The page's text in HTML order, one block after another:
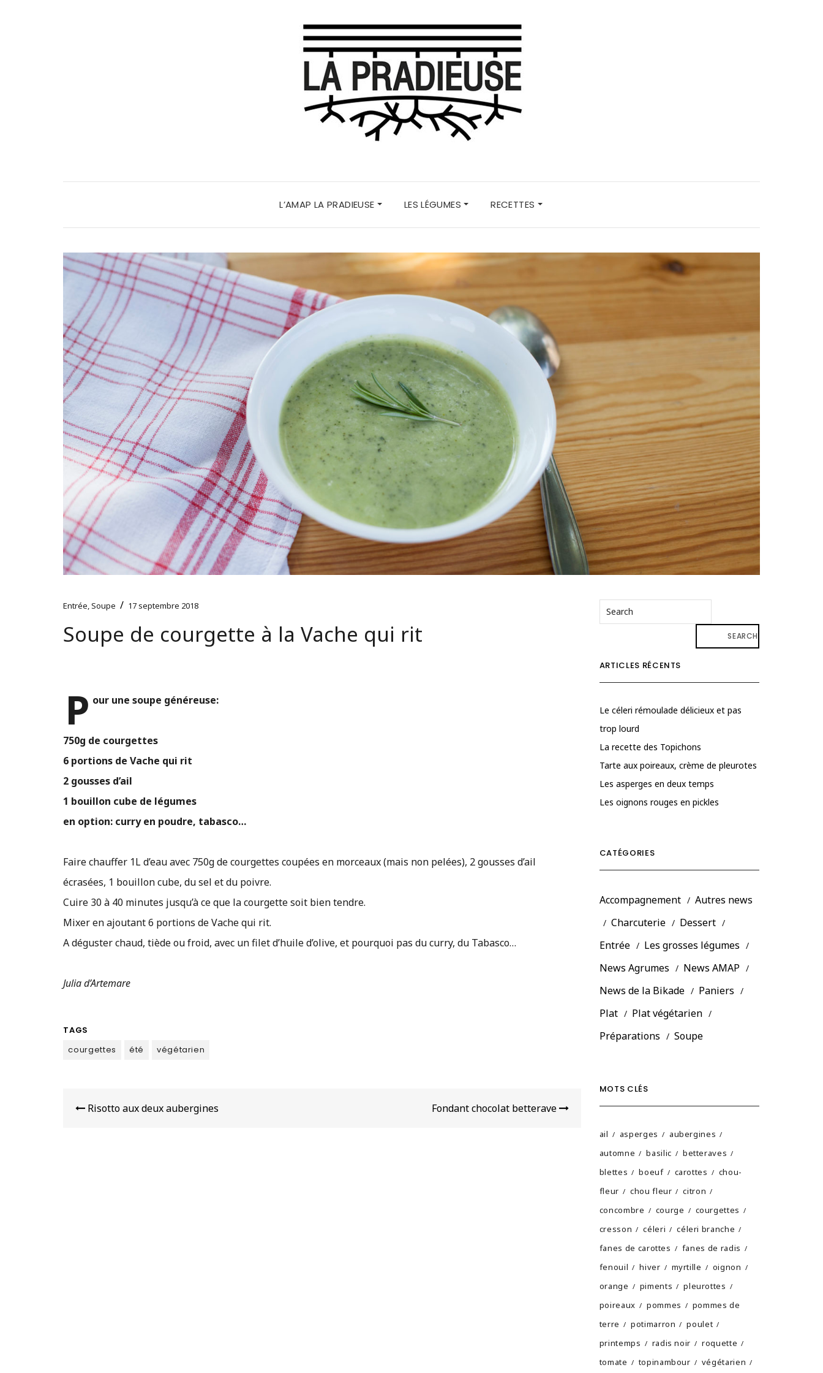
L’AMAP LA PRADIEUSE LES LÉGUMES RECETTES
Entrée,Soupe / 17 septembre 2018
Soupe de courgette à la Vache qui rit
P our une soupe généreuse:
750g de courgettes
6 portions de Vache qui rit
2 gousses d’ail
1 bouillon cube de légumes
en option: curry en poudre, tabasco…
Faire chauffer 1L d’eau avec 750g de courgettes coupées en morceaux (mais non pelées), 2 gousses d’ail
écrasées, 1 bouillon cube, du sel et du poivre.
Cuire 30 à 40 minutes jusqu’à ce que la courgette soit bien tendre.
Mixer en ajoutant 6 portions de Vache qui rit.
A déguster chaud, tiède ou froid, avec un filet d’huile d’olive, et pourquoi pas du curry, du Tabasco…
Julia d’Artemare
TAGS
courgettes
été végétarien
de Risotto aux deux aubergines Fondant chocolat betterave
SEARCH
ARTICLES RÉCENTS
Le céleri rémoulade délicieux et pas
trop lourd
La recette des Topichons
Tarte aux poireaux, crème de pleurotes
Les asperges en deux temps
Les oignons rouges en pickles
CATÉGORIES
Accompagnement
Autres news
Charcuterie
Dessert
Entrée
Les grosses légumes
News Agrumes
News AMAP
News de la Bikade
Paniers
Plat
Plat végétarien
Préparations
Soupe
MOTS CLÉS
ail asperges
aubergines
automne
basilic
betteraves
blettes
boeuf carottes
chou-
fleur
chou fleur
citron
concombre
courge
courgettes
cresson
céleri
céleri branche
fanes de carottes
fanes de radis
fenouil
hiver myrtille
oignon
orange
piments
pleurottes
poireaux
pommes
pommes de
terre
potimarron
poulet
printemps
radis noir
roquette
tomate
topinambour végétarien